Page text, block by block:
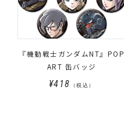
『機動戦士ガンダムNT』POP
ART 缶バッジ
¥418 （税込）